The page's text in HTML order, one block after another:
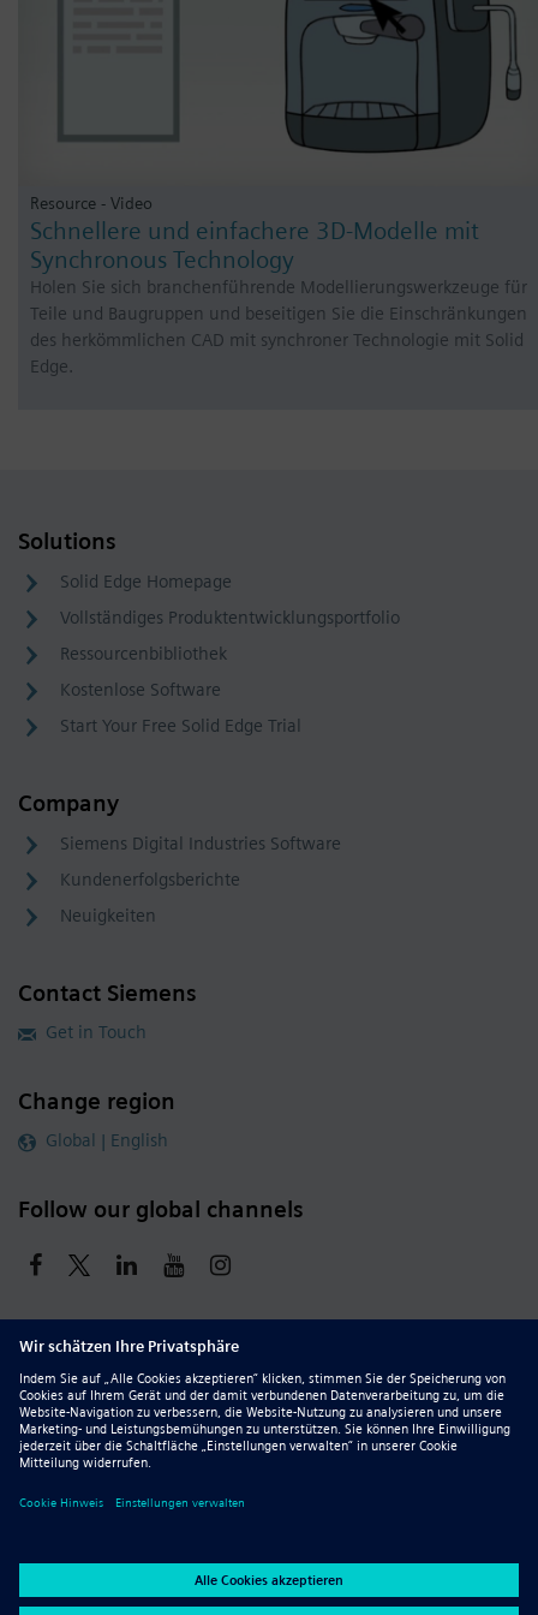
Resource - Video
Schnellere und einfachere 3D-Modelle mit
Synchronous Technology
Holen Sie sich branchenführende Modellierungswerkzeuge für
Teile und Baugruppen und beseitigen Sie die Einschränkungen
des herkömmlichen CAD mit synchroner Technologie mit Solid
Edge.
Solutions
Solid Edge Homepage
Vollständiges Produktentwicklungsportfolio
Ressourcenbibliothek
Kostenlose Software
Start Your Free Solid Edge Trial
Company
Siemens Digital Industries Software
Kundenerfolgsberichte
Neuigkeiten
Contact Siemens
Get in Touch
Change region
Global | English
Follow our global channels
siemens.com Global Website © 2026 Siemens
Whistleblowing
Corporate Information
DMCA
Privacy Notice
Terms of Use
Digital ID Report Piracy